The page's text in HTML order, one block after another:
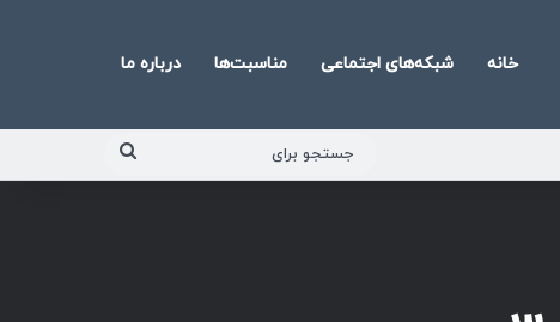
خانه شبکه‌های اجتماعی مناسبت‌ها درباره ما